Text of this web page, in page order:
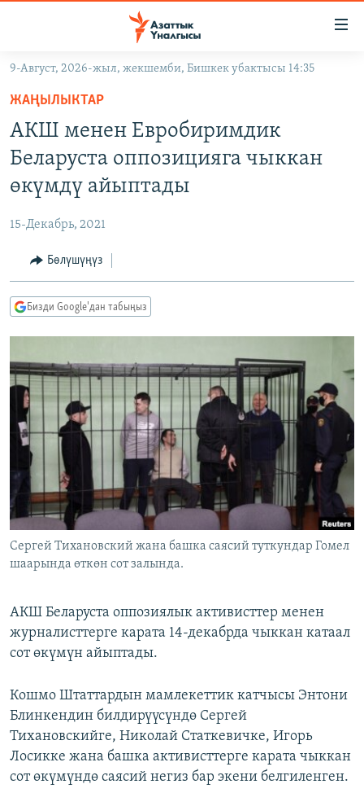
Навигацияга
өтүңүз
Издөөгө
салыңыз
МАДАНИЯТ
УКРАИНА
ТВ ПРОГРАММАЛАР
БҮГҮН АЗАТТЫКТА
ЭЖЕ-СИҢДИЛЕР
АЗАТТЫК+
ЫҢГАЙСЫЗ СУРООЛОР
ПОДКАСТ
Русский
ОНЛАЙН ШЕРИНЕ
ЭЕ/АРнун бардык сайттары
9-Август, 2026-жыл, жекшемби, Бишкек убактысы 14:35
ЖАҢЫЛЫКТАР
АКШ менен Евробиримдик
Беларуста оппозицияга чыккан
өкүмдү айыптады
15-Декабрь, 2021
Бөлүшүңүз
Бизди Google'дан табыңыз
Сергей Тихановский жана башка саясий туткундар Гомел
шаарында өткөн сот залында.
АКШ Беларуста оппозиялык активисттер менен
журналисттерге карата 14-декабрда чыккан катаал
сот өкүмүн айыптады.
Кошмо Штаттардын мамлекеттик катчысы Энтони
Блинкендин билдирүүсүндө Сергей
Тихановскийге, Николай Статкевичке, Игорь
Лосикке жана башка активисттерге карата чыккан
сот өкүмүндө саясий негиз бар экени белгиленген.